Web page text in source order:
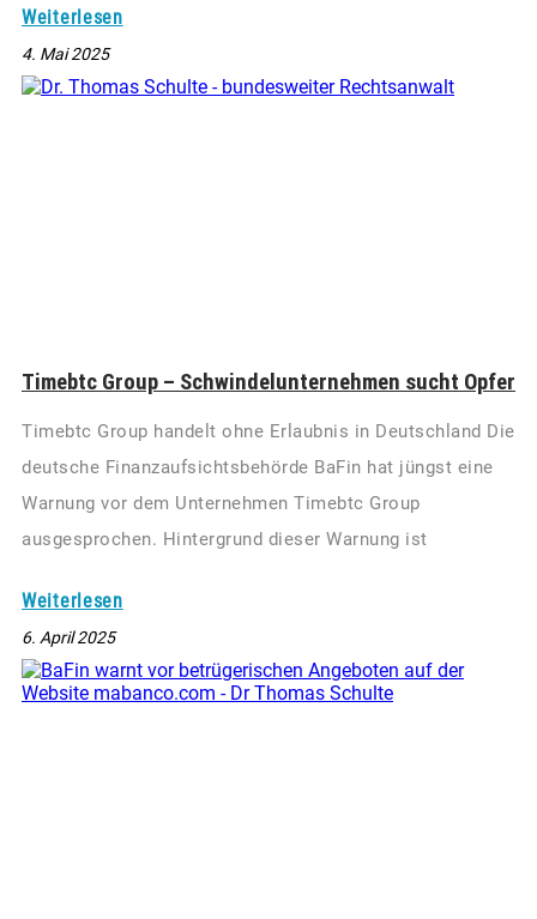
Weiterlesen
4. Mai 2025
Timebtc Group – Schwindelunternehmen sucht Opfer
Timebtc Group handelt ohne Erlaubnis in Deutschland Die
deutsche Finanzaufsichtsbehörde BaFin hat jüngst eine
Warnung vor dem Unternehmen Timebtc Group
ausgesprochen. Hintergrund dieser Warnung ist
Weiterlesen
6. April 2025